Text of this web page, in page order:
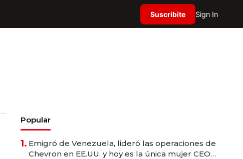
Suscribite Sign In
Popular
1. Emigró de Venezuela, lideró las operaciones de
Chevron en EE.UU. y hoy es la única mujer CEO